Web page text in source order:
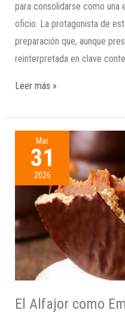
para consolidarse como una
oficio. La protagonista de
preparación que, aunque
reinterpretada en clave
Leer más »
Mar
31
2026
El Alfajor como